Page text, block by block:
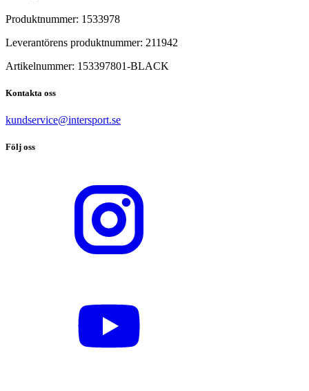
Produktnummer: 1533978
Leverantörens produktnummer: 211942
Artikelnummer: 153397801-BLACK
Kontakta oss
kundservice@intersport.se
Följ oss